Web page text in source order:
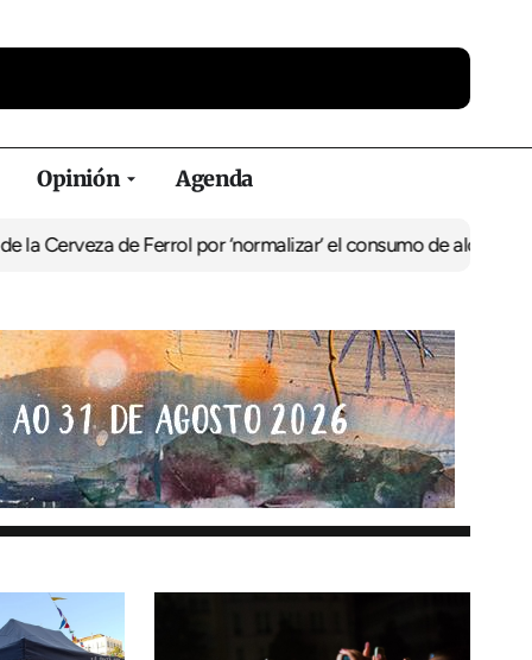
Opinión Agenda
Ferrol por ‘normalizar’ el consumo de alcoholDe Perlío a